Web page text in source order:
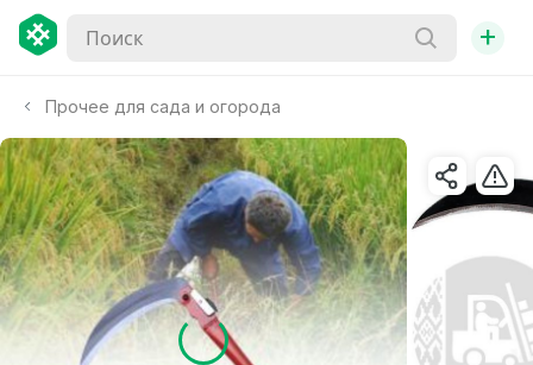
+
Прочее для сада и огорода